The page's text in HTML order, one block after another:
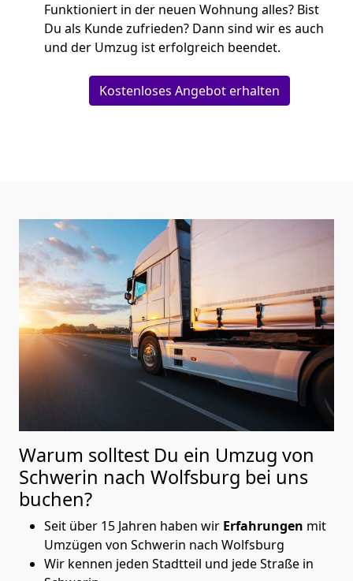
Funktioniert in der neuen Wohnung alles? Bist
Du als Kunde zufrieden? Dann sind wir es auch
und der Umzug ist erfolgreich beendet.
Kostenloses Angebot erhalten
Warum solltest Du ein Umzug von
Schwerin nach Wolfsburg bei uns
buchen?
Seit über 15 Jahren haben wir Erfahrungen mit
Umzügen von Schwerin nach Wolfsburg
Wir kennen jeden Stadtteil und jede Straße in